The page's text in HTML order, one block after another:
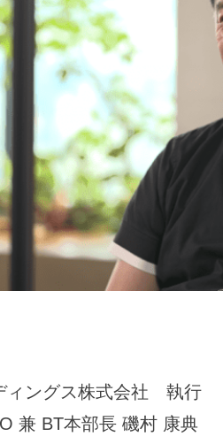
ィングス株式会社 執行
兼 BT本部長 磯村 康典